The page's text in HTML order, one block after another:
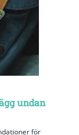
undan
för